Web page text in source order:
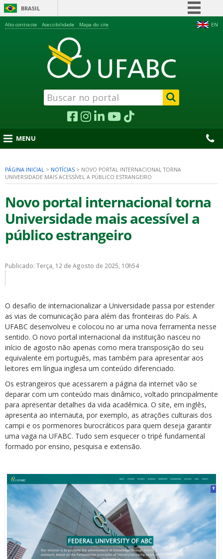
BRASIL
Acesso à informação
Legislação
Canais
EN
Alto contraste Acessibilidade Mapa do site
MENU
PÁGINA INICIAL > NOTÍCIAS > NOVO PORTAL INTERNACIONAL TORNA
UNIVERSIDADE MAIS ACESSÍVEL A PÚBLICO ESTRANGEIRO
Novo portal internacional torna
Universidade mais acessível a
público estrangeiro
Publicado: Terça, 12 de Agosto de 2025, 10h54
O desafio de internacionalizar a Universidade passa por estender
as vias de comunicação para além das fronteiras do País. A
UFABC desenvolveu e colocou no ar uma nova ferramenta nesse
sentido. O novo portal internacional da instituição nasceu no
início de agosto não apenas como mera transposição do seu
equivalente em português, mas também para apresentar aos
leitores em língua inglesa um conteúdo diferenciado.
Os estrangeiros que acessarem a página da internet vão se
deparar com um conteúdo mais dinâmico, voltado principalmente
para apresentar detalhes da vida acadêmica. O site, em inglês,
apresenta ao internauta, por exemplo, as atrações culturais dos
campi e os pormenores burocráticos para quem deseja garantir
uma vaga na UFABC. Tudo sem esquecer o tripé fundamental
formado por ensino, pesquisa e extensão.